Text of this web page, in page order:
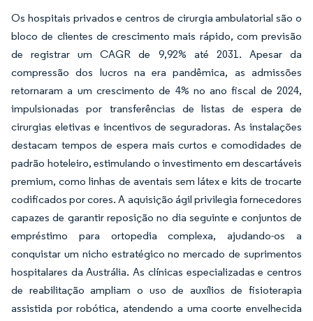
Os hospitais privados e centros de cirurgia ambulatorial são o
bloco de clientes de crescimento mais rápido, com previsão
de registrar um CAGR de 9,92% até 2031. Apesar da
compressão dos lucros na era pandêmica, as admissões
retornaram a um crescimento de 4% no ano fiscal de 2024,
impulsionadas por transferências de listas de espera de
cirurgias eletivas e incentivos de seguradoras. As instalações
destacam tempos de espera mais curtos e comodidades de
padrão hoteleiro, estimulando o investimento em descartáveis
premium, como linhas de aventais sem látex e kits de trocarte
codificados por cores. A aquisição ágil privilegia fornecedores
capazes de garantir reposição no dia seguinte e conjuntos de
empréstimo para ortopedia complexa, ajudando-os a
conquistar um nicho estratégico no mercado de suprimentos
hospitalares da Austrália. As clínicas especializadas e centros
de reabilitação ampliam o uso de auxílios de fisioterapia
assistida por robótica, atendendo a uma coorte envelhecida